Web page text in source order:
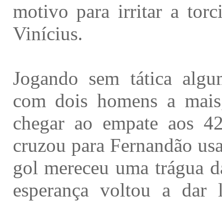
motivo para irritar a
Vinícius.
Jogando sem tática
com dois homens a
chegar ao empate aos
cruzou para Fernandão
gol mereceu uma trágua
esperança voltou a